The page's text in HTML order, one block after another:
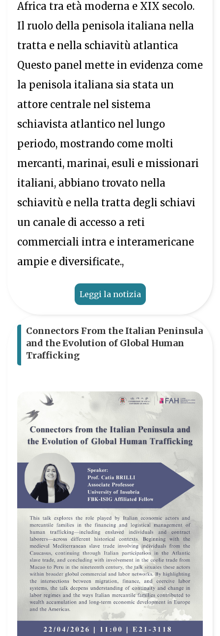
Africa tra età moderna e XIX secolo.
Il ruolo della penisola italiana nella
tratta e nella schiavitù atlantica
Questo panel mette in evidenza come
la penisola italiana sia stata un
attore centrale nel sistema
schiavista atlantico nel lungo
periodo, mostrando come molti
mercanti, marinai, esuli e missionari
italiani, abbiano trovato nella
schiavitù e nella tratta degli schiavi
un canale di accesso a reti
commerciali intra e interamericane
ampie e diversificate.,
Leggi la notizia
Connectors From the Italian Peninsula
and the Evolution of Global Human
Trafficking